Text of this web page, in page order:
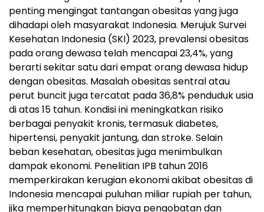
penting mengingat tantangan obesitas yang juga
dihadapi oleh masyarakat Indonesia. Merujuk Survei
Kesehatan Indonesia (SKI) 2023, prevalensi obesitas
pada orang dewasa telah mencapai 23,4%, yang
berarti sekitar satu dari empat orang dewasa hidup
dengan obesitas. Masalah obesitas sentral atau
perut buncit juga tercatat pada 36,8% penduduk usia
di atas 15 tahun. Kondisi ini meningkatkan risiko
berbagai penyakit kronis, termasuk diabetes,
hipertensi, penyakit jantung, dan stroke. Selain
beban kesehatan, obesitas juga menimbulkan
dampak ekonomi. Penelitian IPB tahun 2016
memperkirakan kerugian ekonomi akibat obesitas di
Indonesia mencapai puluhan miliar rupiah per tahun,
jika memperhitungkan biaya pengobatan dan